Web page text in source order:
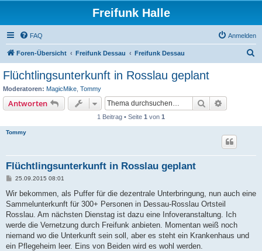
Freifunk Halle
FAQ Anmelden
Foren-Übersicht Freifunk Dessau Freifunk Dessau
Flüchtlingsunterkunft in Rosslau geplant
Moderatoren: MagicMike Tommy
Antworten Suche
1 Beitrag • Seite 1 von 1
Tommy
Flüchtlingsunterkunft in Rosslau geplant
B
i
r
a
25.09.2015 08:01
Wir bekommen, als Puffer für die dezentrale Unterbringung, nun auch eine
Sammelunterkunft für 300+ Personen in Dessau-Rosslau Ortsteil
Rosslau. Am nächsten Dienstag ist dazu eine Infoveranstaltung. Ich
werde die Vernetzung durch Freifunk anbieten. Momentan weiß noch
niemand wo die Unterkunft sein soll, aber es steht ein Krankenhaus und
ein Pflegeheim leer. Eins von Beiden wird es wohl werden.